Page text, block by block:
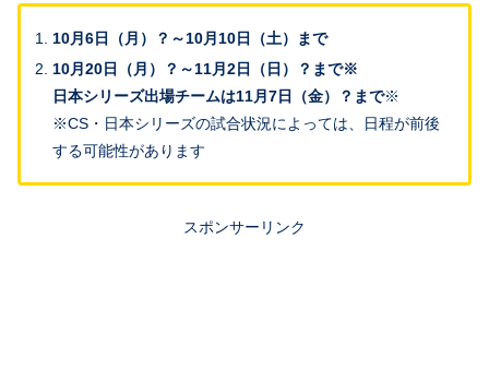
10月6日（月）？～10月10日（土）まで
10月20日（月）？～11月2日（日）？まで※
日本シリーズ出場チームは11月7日（金）？まで※
※CS・日本シリーズの試合状況によっては、日程が前後
する可能性があります
スポンサーリンク